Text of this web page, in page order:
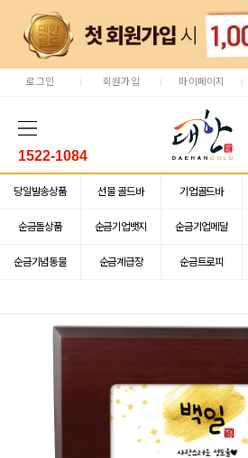
로그인 회원가입 마이페이지
1522-1084
당일발송상품 선물 골드바 기업골드바
순금돌상품 순금기업뱃지 순금기업메달
순금기념동물 순금계급장 순금트로피